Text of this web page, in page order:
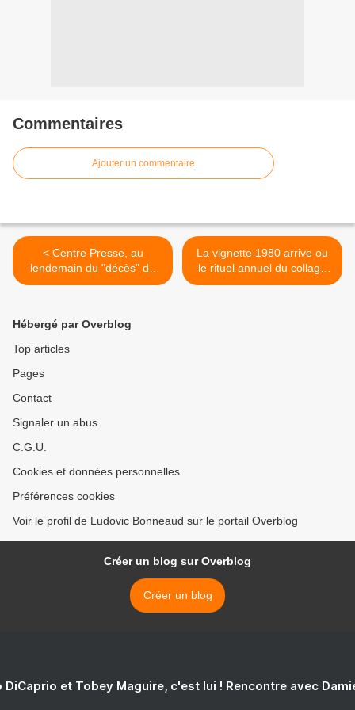
Commentaires
Ajouter un commentaire
< Centre Presse, au
lendemain du "décès" de
Robert Boulin
La vignette 1980 arrive ou
le rituel annuel du collage
sur pare-brise >
Hébergé par Overblog
Top articles
Pages
Contact
Signaler un abus
C.G.U.
Cookies et données personnelles
Préférences cookies
Voir le profil de Ludovic Bonneaud sur le portail Overblog
Créer un blog sur Overblog
Créer un blog
DiCaprio et Tobey Maguire, c'est lui ! Rencontre avec